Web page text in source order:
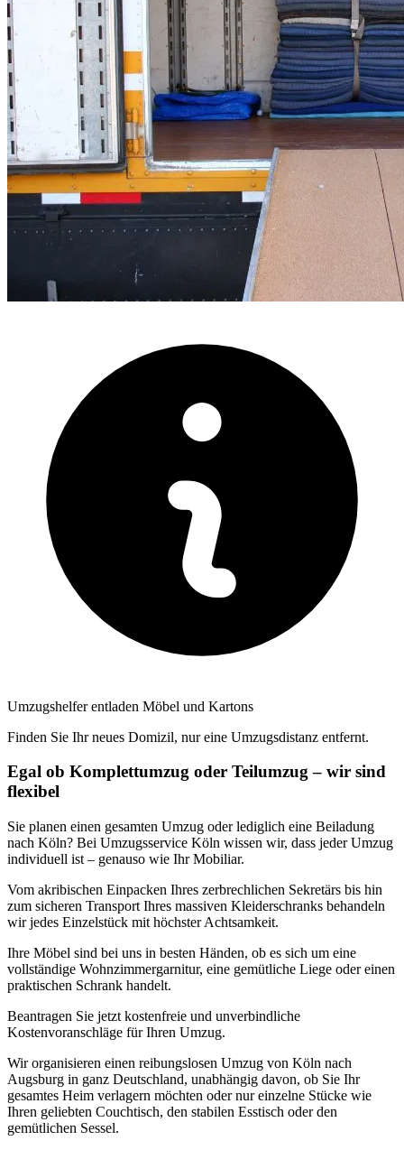
Umzugshelfer entladen Möbel und Kartons
Finden Sie Ihr neues Domizil, nur eine Umzugsdistanz entfernt.
Egal ob Komplettumzug oder Teilumzug – wir sind
flexibel
Sie planen einen gesamten Umzug oder lediglich eine Beiladung
nach Köln? Bei Umzugsservice Köln wissen wir, dass jeder Umzug
individuell ist – genauso wie Ihr Mobiliar.
Vom akribischen Einpacken Ihres zerbrechlichen Sekretärs bis hin
zum sicheren Transport Ihres massiven Kleiderschranks behandeln
wir jedes Einzelstück mit höchster Achtsamkeit.
Ihre Möbel sind bei uns in besten Händen, ob es sich um eine
vollständige Wohnzimmergarnitur, eine gemütliche Liege oder einen
praktischen Schrank handelt.
Beantragen Sie jetzt kostenfreie und unverbindliche
Kostenvoranschläge für Ihren Umzug.
Wir organisieren einen reibungslosen Umzug von Köln nach
Augsburg in ganz Deutschland, unabhängig davon, ob Sie Ihr
gesamtes Heim verlagern möchten oder nur einzelne Stücke wie
Ihren geliebten Couchtisch, den stabilen Esstisch oder den
gemütlichen Sessel.